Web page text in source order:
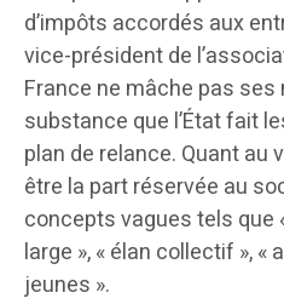
d’impôts accordés aux
vice-président de
France ne mâche pas ses
substance que l’État fait
plan de relance. Quant au
être la part réservée au
concepts vagues tels que
large », « élan collectif »,
jeunes ».